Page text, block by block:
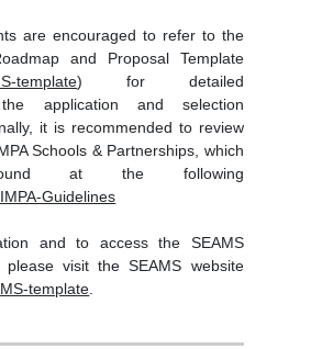
are encouraged to refer to the
and Proposal Template
template) for detailed
application and selection
it is recommended to review
Schools & Partnerships, which
at the following
Guidelines
and to access the SEAMS
please visit the SEAMS website
template